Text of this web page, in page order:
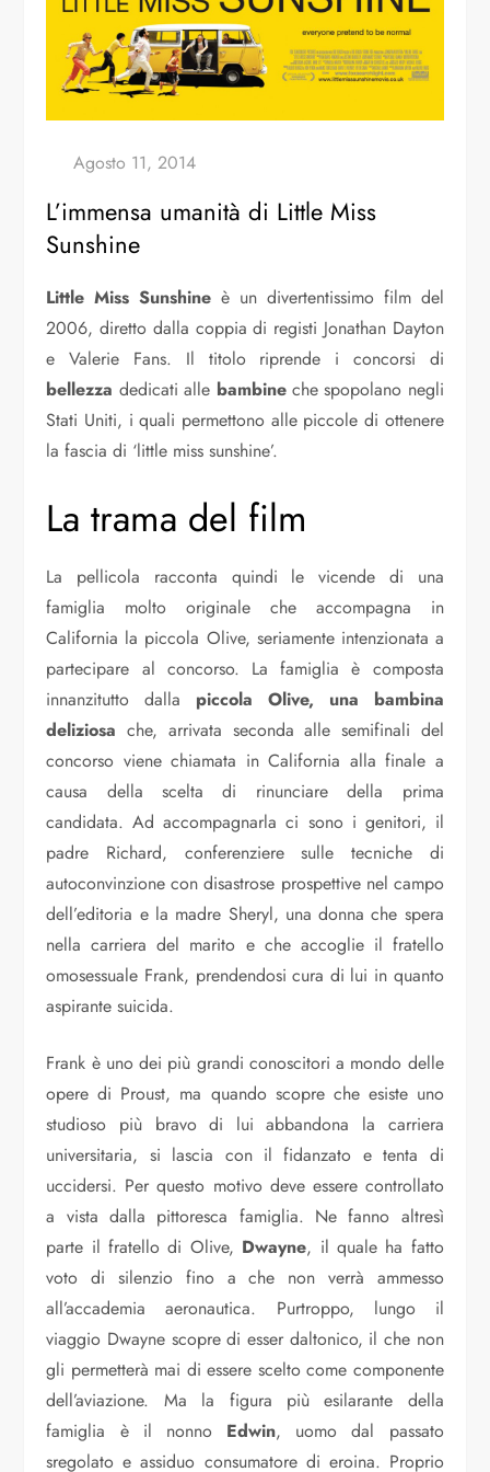
L’immensa umanità di Little Miss
Sunshine
Little Miss Sunshine è un divertentissimo film del
2006, diretto dalla coppia di registi Jonathan Dayton
e Valerie Fans. Il titolo riprende i concorsi di
bellezza dedicati alle bambineche spopolano negli
Stati Uniti, i quali permettono alle piccole di ottenere
la fascia di ‘little miss sunshine’.
La trama del film
La pellicola racconta quindi le vicende di una
famiglia molto originale che accompagna in
California la piccola Olive, seriamente intenzionata a
partecipare al concorso. La famiglia è composta
innanzitutto dalla piccola Olive, una bambina
deliziosa che, arrivata seconda alle semifinali del
concorso viene chiamata in California alla finale a
causa della scelta di rinunciare della prima
candidata. Ad accompagnarla ci sono i genitori, il
padre Richard, conferenziere sulle tecniche di
autoconvinzione con disastrose prospettive nel campo
dell’editoria e la madre Sheryl, una donna che spera
nella carriera del marito e che accoglie il fratello
omosessuale Frank, prendendosi cura di lui in quanto
aspirante suicida.
Frank è uno dei più grandi conoscitori a mondo delle
opere di Proust, ma quando scopre che esiste uno
studioso più bravo di lui abbandona la carriera
universitaria, si lascia con il fidanzato e tenta di
uccidersi. Per questo motivo deve essere controllato
a vista dalla pittoresca famiglia. Ne fanno altresì
parte il fratello di Olive, Dwayne, il quale ha fatto
voto di silenzio fino a che non verrà ammesso
all’accademia aeronautica. Purtroppo, lungo il
viaggio Dwayne scopre di esser daltonico, il che non
gli permetterà mai di essere scelto come componente
dell’aviazione. Ma la figura più esilarante della
famiglia è il nonno Edwin, uomo dal passato
sregolato e assiduo consumatore di eroina. Proprio